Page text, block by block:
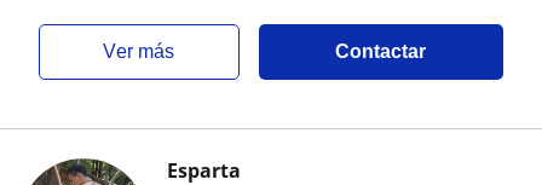
ver más Contactar
Esparta